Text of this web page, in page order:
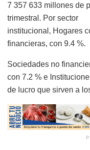
7 357 633 millones de
trimestral. Por sector
institucional, Hogares
financieras, con 9.4 %.
Sociedades no
con 7.2 % e
de lucro que sirven a